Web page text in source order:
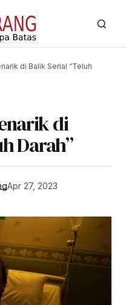
di Balik Serial “Teluh
di
Darah”
Apr 27, 2023